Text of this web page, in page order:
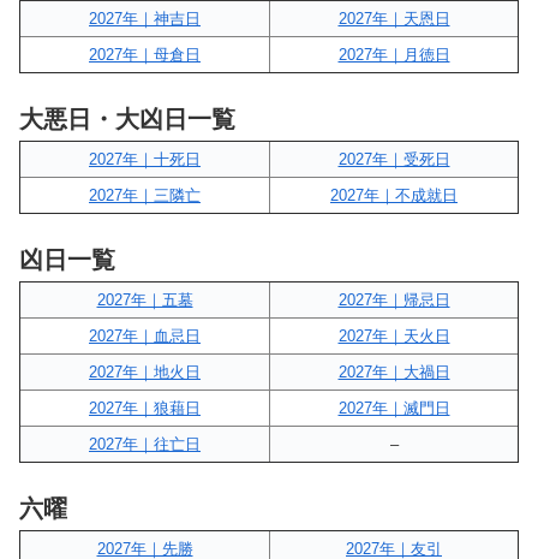
2027年｜神吉日
2027年｜天恩日
2027年｜母倉日
2027年｜月徳日
大悪日・大凶日一覧
2027年｜十死日
2027年｜受死日
2027年｜三隣亡
2027年｜不成就日
凶日一覧
2027年｜五墓
2027年｜帰忌日
2027年｜血忌日
2027年｜天火日
2027年｜地火日
2027年｜大禍日
2027年｜狼藉日
2027年｜滅門日
2027年｜往亡日
–
六曜
2027年｜先勝
2027年｜友引